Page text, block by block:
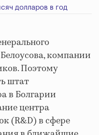
долларов в год
компании
Поэтому
штат
в Болгарии
центра
(R&D) в сфере